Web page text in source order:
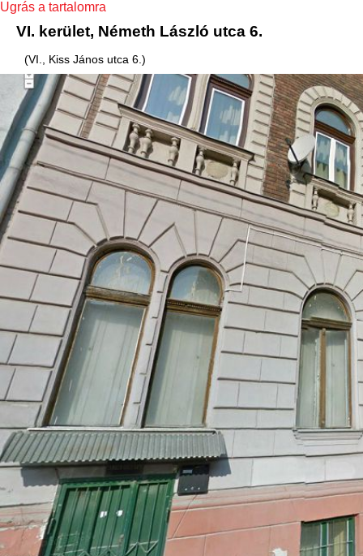
Ugrás a tartalomra
VI. kerület, Németh László utca 6.
(VI., Kiss János utca 6.)